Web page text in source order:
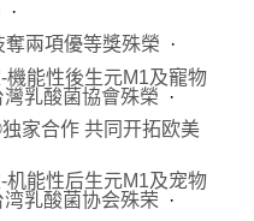
兩項優等獎殊榮
機能性後生元M1及寵物
乳酸菌協會殊榮
家合作 共同开拓欧美
机能性后生元M1及宠物
乳酸菌协会殊荣